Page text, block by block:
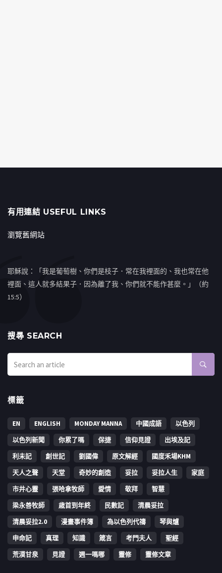
有用連結 USEFUL LINKS
瀏覽舊網站
耶穌說：「我是葡萄樹、你們是枝子．常在我裡面的、我也常在他
裡面、這人就多結果子．因為離了我、你們就不能作甚麼。」（約
15:5）
搜㝷 SEARCH
標籤
EN ENGLISH MONDAY MANNA 中國成語
以色列
以色列新聞
你累了嗎 保捷 信仰見證
出埃及記
利未記
創世記 劉國偉 原文解經
國度禾場KHM
天人之聲
天堂 奇妙的創造 妥拉 妥拉人生
家庭
市井心靈
張哈拿牧師 愛情 敬拜
智慧
梁永善牧師
歳首到年終 民數記
清晨妥拉
清晨妥拉2.0
漫畫事件簿 為以色列代禱
琴與爐
申命記
真理 知識 箴言 考門夫人
聖經
荒漠甘泉
見證 週一嗎哪 靈修 靈修文章